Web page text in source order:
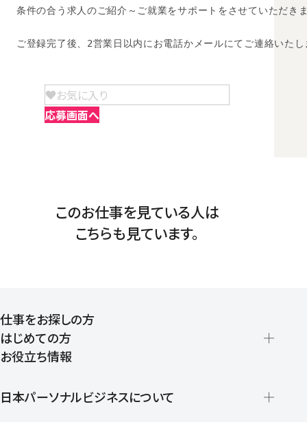
条件の合う求人のご紹介～ご就業をサポートをさせていただき
ご登録完了後、2営業日以内にお電話かメールにてご連絡いたし
お気に入り
応募画面へ
このお仕事を見ている人は
こちらも見ています。
仕事をお探しの方
はじめての方
登録から就業開始までの流れ
お役立ち情報
日本パーソナルビジネスについて